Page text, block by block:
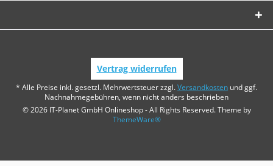
Vertrag widerrufen
* Alle Preise inkl. gesetzl. Mehrwertsteuer zzgl.Versandkosten und ggf.
Nachnahmegebühren, wenn nicht anders beschrieben
© 2026 IT-Planet GmbH Onlineshop - All Rights Reserved. Theme by
ThemeWare®